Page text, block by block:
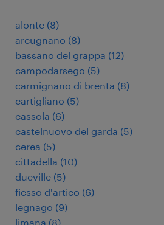
alonte (8)
arcugnano (8)
bassano del grappa (12)
campodarsego (5)
carmignano di brenta (8)
cartigliano (5)
cassola (6)
castelnuovo del garda (5)
cerea (5)
cittadella (10)
dueville (5)
fiesso d'artico (6)
legnago (9)
limana (8)